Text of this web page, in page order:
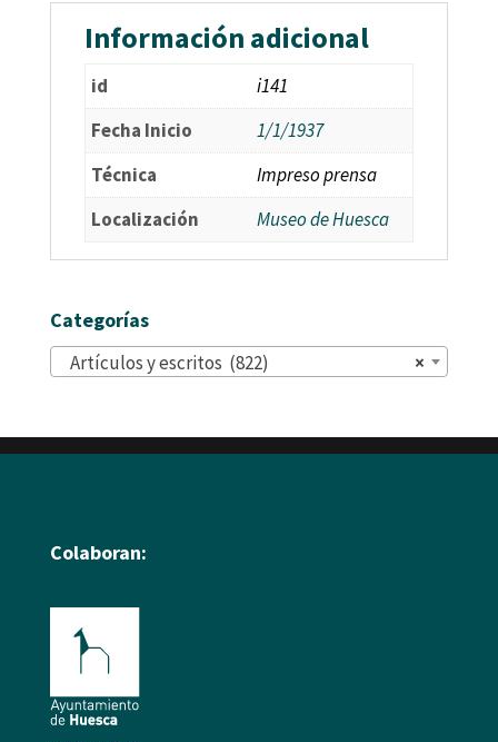
Información adicional
id
i141
Fecha Inicio
1/1/1937
Técnica
Impreso prensa
Localización
Museo de Huesca
Categorías
×
Artículos y escritos (822)
Colaboran: